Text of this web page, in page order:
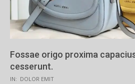
Fossae origo proxima
cesserunt.
2019-
IN: DOLOR EMIT